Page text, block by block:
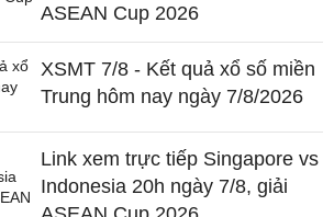
ASEAN Cup 2026
XSMT 7/8 - Kết quả xổ số miền
Trung hôm nay ngày 7/8/2026
Link xem trực tiếp Singapore vs
Indonesia 20h ngày 7/8, giải